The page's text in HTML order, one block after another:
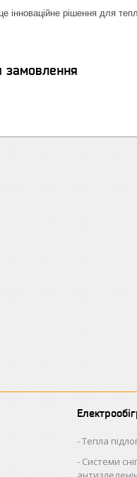
інноваційне рішення для
замовлення
Тепла
Системи